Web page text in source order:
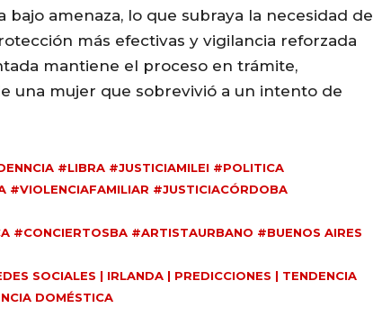
amenaza, lo que subraya la necesidad de
más efectivas y vigilancia reforzada
mantiene el proceso en trámite,
una mujer que sobrevivió a un intento de
#LIBRA #JUSTICIAMILEI #POLITICA
#VIOLENCIAFAMILIAR #JUSTICIACÓRDOBA
#CONCIERTOSBA #ARTISTAURBANO #BUENOS AIRES
SOCIALES | IRLANDA | PREDICCIONES | TENDENCIA
DOMÉSTICA